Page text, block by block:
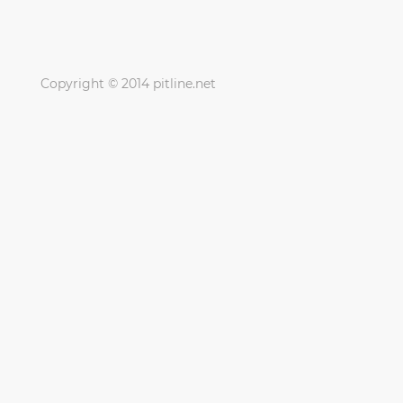
Copyright © 2014 pitline.net